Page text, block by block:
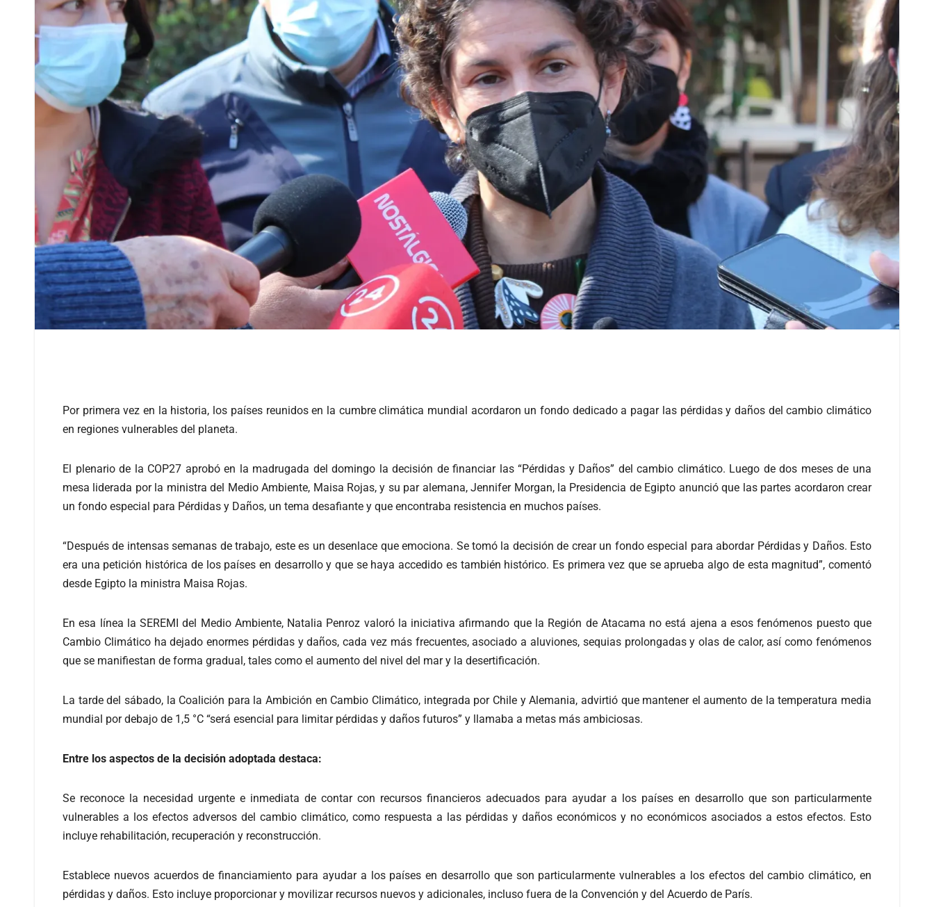
Por primera vez en la historia, los países reunidos en la cumbre climática mundial acordaron un fondo dedicado a pagar las pérdidas y daños del cambio climático
en regiones vulnerables del planeta.
El plenario de la COP27 aprobó en la madrugada del domingo la decisión de financiar las “Pérdidas y Daños” del cambio climático. Luego de dos meses de una
mesa liderada por la ministra del Medio Ambiente, Maisa Rojas, y su par alemana, Jennifer Morgan, la Presidencia de Egipto anunció que las partes acordaron crear
un fondo especial para Pérdidas y Daños, un tema desafiante y que encontraba resistencia en muchos países.
“Después de intensas semanas de trabajo, este es un desenlace que emociona. Se tomó la decisión de crear un fondo especial para abordar Pérdidas y Daños. Esto
era una petición histórica de los países en desarrollo y que se haya accedido es también histórico. Es primera vez que se aprueba algo de esta magnitud”, comentó
desde Egipto la ministra Maisa Rojas.
En esa línea la SEREMI del Medio Ambiente, Natalia Penroz valoró la iniciativa afirmando que la Región de Atacama no está ajena a esos fenómenos puesto que
Cambio Climático ha dejado enormes pérdidas y daños, cada vez más frecuentes, asociado a aluviones, sequias prolongadas y olas de calor, así como fenómenos
que se manifiestan de forma gradual, tales como el aumento del nivel del mar y la desertificación.
La tarde del sábado, la Coalición para la Ambición en Cambio Climático, integrada por Chile y Alemania, advirtió que mantener el aumento de la temperatura media
mundial por debajo de 1,5 °C “será esencial para limitar pérdidas y daños futuros” y llamaba a metas más ambiciosas.
Entre los aspectos de la decisión adoptada destaca:
Se reconoce la necesidad urgente e inmediata de contar con recursos financieros adecuados para ayudar a los países en desarrollo que son particularmente
vulnerables a los efectos adversos del cambio climático, como respuesta a las pérdidas y daños económicos y no económicos asociados a estos efectos. Esto
incluye rehabilitación, recuperación y reconstrucción.
Establece nuevos acuerdos de financiamiento para ayudar a los países en desarrollo que son particularmente vulnerables a los efectos del cambio climático, en
pérdidas y daños. Esto incluye proporcionar y movilizar recursos nuevos y adicionales, incluso fuera de la Convención y del Acuerdo de París.